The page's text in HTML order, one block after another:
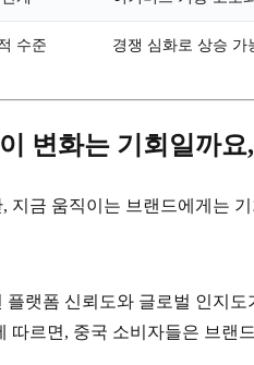
수준 경쟁 심화로 상승 가
변화는 기회일까
지금 움직이는 브랜드에게는
랫폼 신뢰도와 글로벌 인지
따르면, 중국 소비자들은 브랜